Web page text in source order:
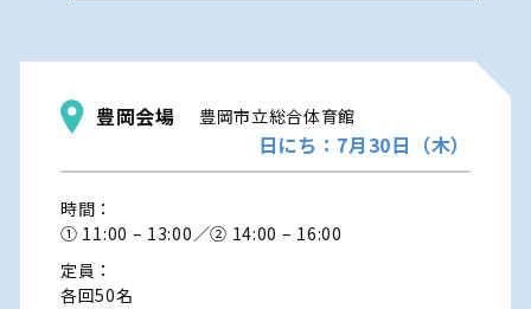
豊岡会場 豊岡市立総合体育館
日にち：7月30日（木）
時間：
① 11:00 – 13:00／② 14:00 – 16:00
定員：
各回50名